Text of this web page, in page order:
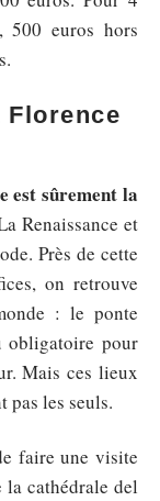
euros hors
Florence
est sûrement la
Renaissance et
Près de cette
on retrouve
: le ponte
obligatoire pour
Mais ces lieux
pas les seuls.
faire une visite
la cathédrale del